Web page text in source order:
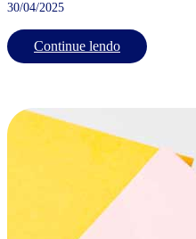
30/04/2025
Continue lendo